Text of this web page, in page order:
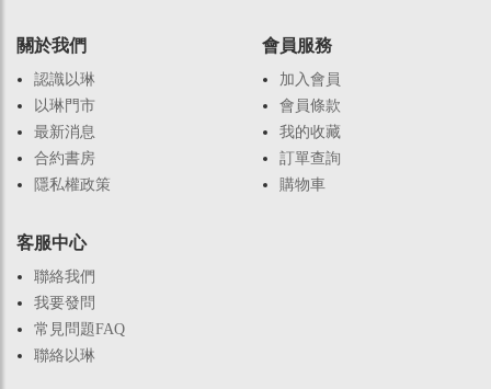
關於我們
認識以琳
以琳門市
最新消息
合約書房
隱私權政策
會員服務
加入會員
會員條款
我的收藏
訂單查詢
購物車
客服中心
聯絡我們
我要發問
常見問題FAQ
聯絡以琳